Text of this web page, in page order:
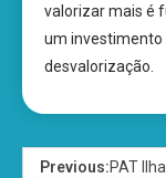
valorizar mais é
um investimento
desvalorização.
Previous:PAT